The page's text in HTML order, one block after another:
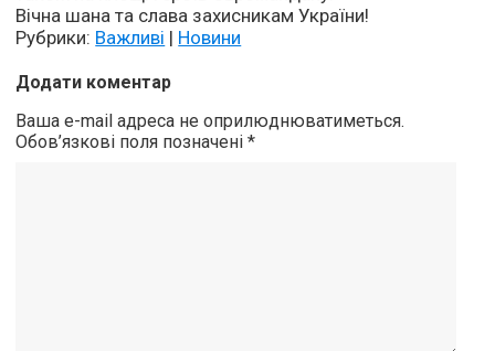
Вічна шана та слава захисникам України!
Рубрики: Важливі | Новини
Додати коментар
Ваша e-mail адреса не оприлюднюватиметься.
Обов’язкові поля позначені*